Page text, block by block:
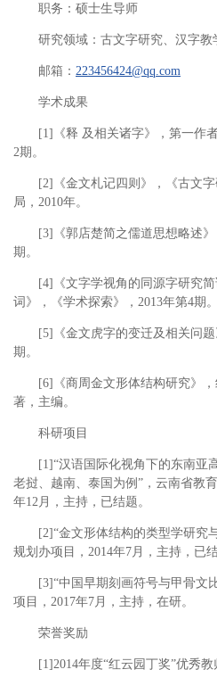
职务：硕士生导师
研究领域：古文字研究、汉字教
邮箱： 223456424@qq.com
学术成果
[1]《释 及相关诸字》，第一作
2期。
[2]《金文札记四则》，《古文
局，2010年。
[3]《郭店楚简之儒道思想略述
期。
[4]《文字学视角的同源字研究
词》，《学术探索》，2013年第4期。
[5]《金文虎字的变迁及相关问
期。
[6]《商周金文形体结构研究》
著，主编。
科研项目
[1]“汉语国际化视角下的东南
老挝、越南、泰国为例”，云南省教
年12月，主持，已结题。
[2]“金文形体结构的类型学研究
规划办项目，2014年7月，主持，已结
[3]“中国早期刻画符号与甲骨文
项目，2017年7月，主持，在研。
荣誉奖励
[1]2014年度“红云园丁奖”优秀教